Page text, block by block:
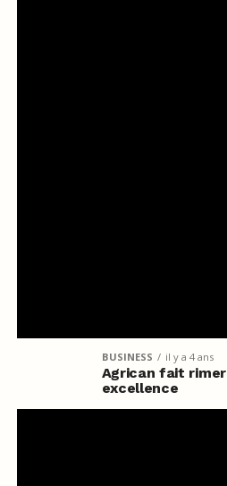
BUSINESS il y a 4 ans
Agrican fait
excellence